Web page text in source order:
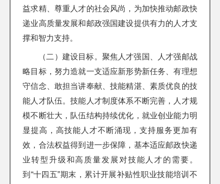
益求精、尊重人才的社会风尚，为加快推动邮政快
递业高质量发展和邮政强国建设提供有力的人才支
撑和智力支持。
（二）建设目标。聚焦人才强国、人才强邮战
略目标，努力造就一支适应新形势新任务、有理想
守信念、敢担当讲奉献、技能精湛、素质优良的技
能人才队伍。技能人才制度体系不断完善，人才规
模不断壮大，队伍结构持续优化，就业创业能力明
显提高，高技能人才不断涌现，支持服务更加有
效，合法权益得到进一步保障，基本适应邮政快递
业转型升级和高质量发展对技能人才的需要。
到“十四五”期末，累计开展补贴性职业技能培训不